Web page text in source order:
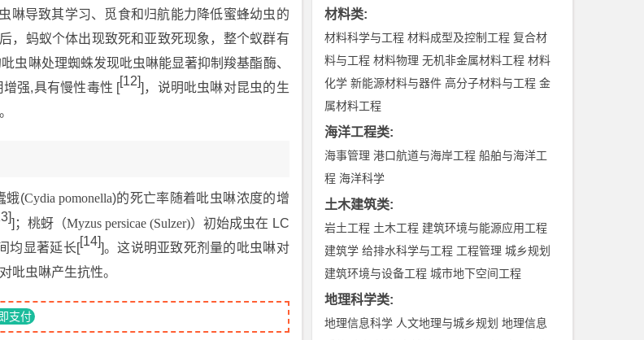
啉导致其学习、觅食和归航能力降低蜜蜂幼虫的
，蚂蚁个体出现致死和亚致死现象，整个蚁群有
虫啉处理蜘蛛发现吡虫啉能显著抑制羧基酯酶、
强,具有慢性毒性 [[12]]，说明吡虫啉对昆虫的生
蛾(Cydia pomonella)的死亡率随着吡虫啉浓度的增
]；桃蚜（Myzus persicae (Sulzer)）初始成虫在 LC
均显著延长[[14]]。这说明亚致死剂量的吡虫啉对
吡虫啉产生抗性。
支付
材料类:
材料科学与工程 材料成型及控制工程 复合材
料与工程 材料物理 无机非金属材料工程 材料
化学 新能源材料与器件 高分子材料与工程 金
属材料工程
海洋工程类:
海事管理 港口航道与海岸工程 船舶与海洋工
程 海洋科学
土木建筑类:
岩土工程 土木工程 建筑环境与能源应用工程
建筑学 给排水科学与工程 工程管理 城乡规划
建筑环境与设备工程 城市地下空间工程
地理科学类:
地理信息科学 人文地理与城乡规划 地理信息